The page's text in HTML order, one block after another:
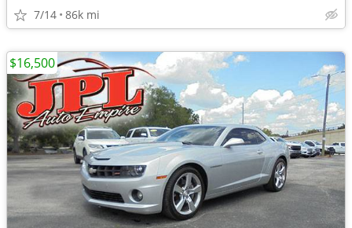
7/14 86k mi
$16,500